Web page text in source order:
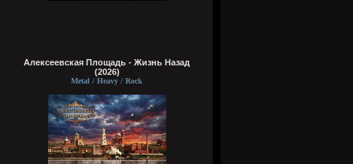
Алексеевская Площадь - Жизнь Назад
(2026)
Metal / Heavy / Rock